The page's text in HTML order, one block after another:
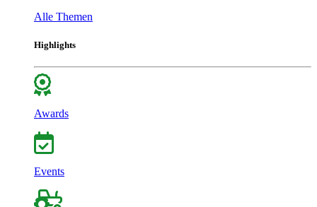
Alle Themen
Highlights
Awards
Events